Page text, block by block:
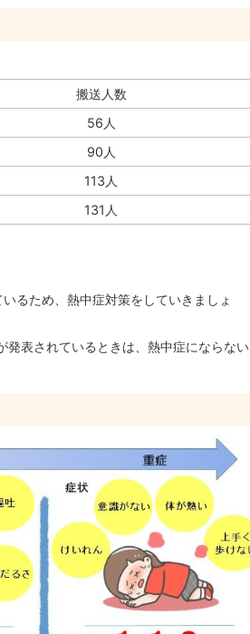
搬送人数
56人
90人
113人
131人
るため、熱中症対策をしていきましょ
発表されているときは、熱中症にならない